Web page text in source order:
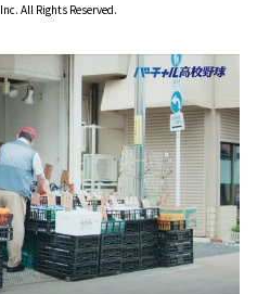
All Rights Reserved.